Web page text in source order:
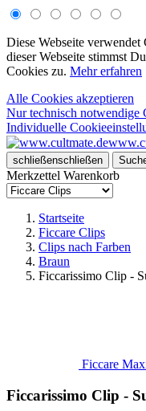
Diese Webseite
dieser Webseite stimmst
Cookies zu. Mehr erfahren
Alle Cookies akzeptieren
Nur technisch notwendige
Individuelle
schließenschließen
Merkzettel Warenkorb
Startseite
Ficcare Clips
Clips nach Farben
Braun
Ficcarissimo Clip -
Ficcare
Ficcarissimo Clip -